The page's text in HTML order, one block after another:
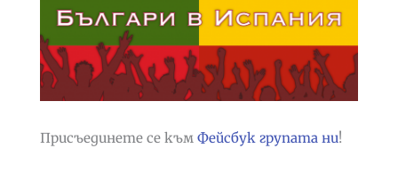
Присъединете се към Фейсбук групата ни!